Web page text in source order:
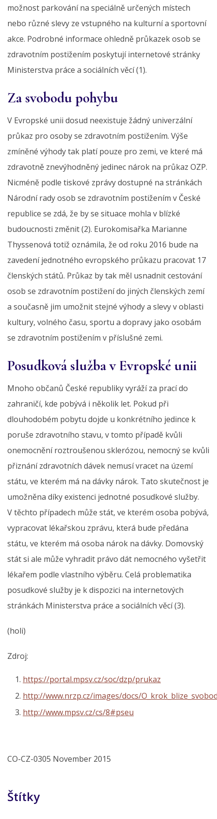
možnost parkování na speciálně určených místech
nebo různé slevy ze vstupného na kulturní a sportovní
akce. Podrobné informace ohledně průkazek osob se
zdravotním postižením poskytují internetové stránky
Ministerstva práce a sociálních věcí (1).
Za svobodu pohybu
V Evropské unii dosud neexistuje žádný univerzální
průkaz pro osoby se zdravotním postižením. Výše
zmíněné výhody tak platí pouze pro zemi, ve které má
zdravotně znevýhodněný jedinec nárok na průkaz OZP.
Nicméně podle tiskové zprávy dostupné na stránkách
Národní rady osob se zdravotním postižením v České
republice se zdá, že by se situace mohla v blízké
budoucnosti změnit (2). Eurokomisařka Marianne
Thyssenová totiž oznámila, že od roku 2016 bude na
zavedení jednotného evropského průkazu pracovat 17
členských států. Průkaz by tak měl usnadnit cestování
osob se zdravotním postižení do jiných členských zemí
a současně jim umožnit stejné výhody a slevy v oblasti
kultury, volného času, sportu a dopravy jako osobám
se zdravotním postižením v příslušné zemi.
Posudková služba v Evropské unii
Mnoho občanů České republiky vyráží za prací do
zahraničí, kde pobývá i několik let. Pokud při
dlouhodobém pobytu dojde u konkrétního jedince k
poruše zdravotního stavu, v tomto případě kvůli
onemocnění roztroušenou sklerózou, nemocný se kvůli
přiznání zdravotních dávek nemusí vracet na území
státu, ve kterém má na dávky nárok. Tato skutečnost je
umožněna díky existenci jednotné posudkové služby.
V těchto případech může stát, ve kterém osoba pobývá,
vypracovat lékařskou zprávu, která bude předána
státu, ve kterém má osoba nárok na dávky. Domovský
stát si ale může vyhradit právo dát nemocného vyšetřit
lékařem podle vlastního výběru. Celá problematika
posudkové služby je k dispozici na internetových
stránkách Ministerstva práce a sociálních věcí (3).
(holi)
Zdroj:
https://portal.mpsv.cz/soc/dzp/prukaz
http://www.nrzp.cz/images/docs/
http://www.mpsv.cz/cs/8#pseu
CO-CZ-0305 November 2015
Štítky